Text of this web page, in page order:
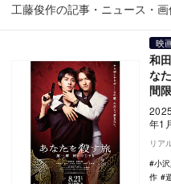
工藤俊作の記事・ニュース・
映
和
な
間
年1
ラ
『
リア
小
作